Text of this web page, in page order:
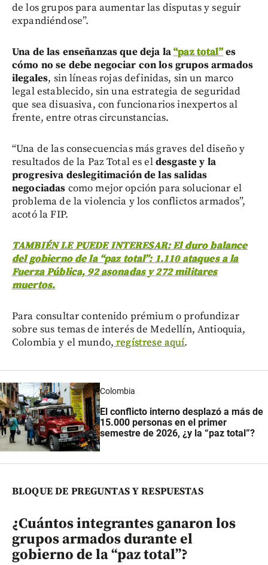
de los grupos para aumentar las disputas y seguir
expandiéndose”.
Una de las enseñanzas que deja la“paz total”es
cómo no se debe negociar con los grupos armados
ilegales, sin líneas rojas definidas, sin un marco
legal establecido, sin una estrategia de seguridad
que sea disuasiva, con funcionarios inexpertos al
frente, entre otras circunstancias.
“Una de las consecuencias más graves del diseño y
resultados de la Paz Total es eldesgaste y la
progresiva deslegitimación de las salidas
negociadas como mejor opción para solucionar el
problema de la violencia y los conflictos armados”,
acotó la FIP.
TAMBIÉN LE PUEDE INTERESAR: El duro balance
del gobierno de la “paz total”: 1.110 ataques a la
Fuerza Pública, 92 asonadas y 272 militares
muertos.
Para consultar contenido prémium o profundizar
sobre sus temas de interés de Medellín, Antioquia,
Colombia y el mundo, regístrese aquí.
Colombia
El conflicto interno desplazó a más de
15.000 personas en el primer
semestre de 2026, ¿y la “paz total”?
BLOQUE DE PREGUNTAS Y RESPUESTAS
¿Cuántos integrantes ganaron los
grupos armados durante el
gobierno de la “paz total”?